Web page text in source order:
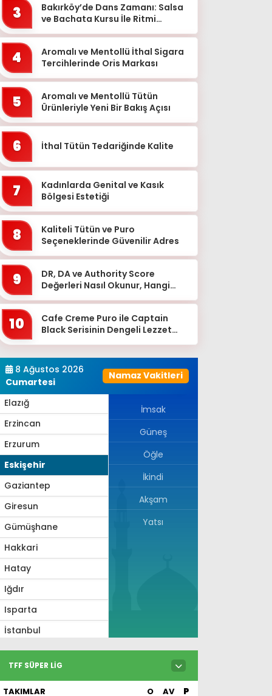
3
Bakırköy’de Dans Zamanı: Salsa
ve Bachata Kursu İle Ritmi
4
Aromalı ve Mentollü İthal Sigara
Tercihlerinde Oris Markası
5
Aromalı ve Mentollü Tütün
Ürünleriyle Yeni Bir Bakış Açısı
6 İthal Tütün Tedariğinde Kalite
7
Kadınlarda Genital ve Kasık
Bölgesi Estetiği
8
Kaliteli Tütün ve Puro
Seçeneklerinde Güvenilir Adres
9
DR, DA ve Authority Score
Değerleri Nasıl Okunur, Hangi
10
Cafe Creme Puro ile Captain
Black Serisinin Dengeli Lezzet
8 Ağustos 2026
Cumartesi
Namaz Vakitleri
Artvin
Aydın
Balıkesir
Bartın
Batman
Bayburt
Bilecik
Bingöl
Bitlis
Bolu
Burdur
Bursa
Çanakkale
Çankırı
Çorum
Denizli
Diyarbakır
Düzce
Edirne
Elazığ
Erzincan
Erzurum
Eskişehir
Gaziantep
Giresun
Gümüşhane
Hakkari
Hatay
Iğdır
Isparta
İstanbul
İzmir
Kahramanmaraş
Karabük
İmsak
Güneş
Öğle
İkindi
Akşam
Yatsı
TFF SÜPER LIG
TAKIMLAR O AV P